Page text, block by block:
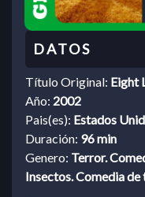
Título Original: Eight
Año: 2002
Pais(es): Estados
Duración: 96 min
Genero: Terror.
Insectos. Comedia